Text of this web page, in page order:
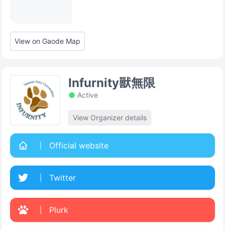
View on Gaode Map
Infurnity獸無限
Active
View Organizer details
Official website
Twitter
Plurk